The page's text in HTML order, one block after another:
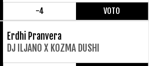
-4 VOTO
Erdhi Pranvera
DJ ILJANO X KOZMA DUSHI